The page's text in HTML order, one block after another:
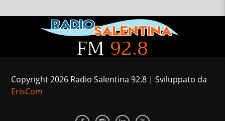
FM 92.8
Copyright 2026 Radio Salentina 92.8 | Sviluppato da
ErisCom